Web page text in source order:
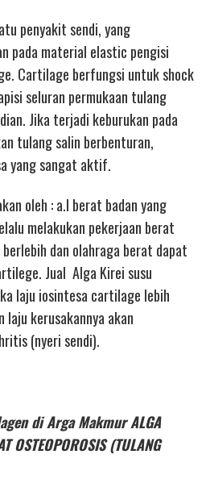
penyakit sendi, yang
pada material elastic pengisi
Cartilage berfungsi untuk shock
seluran permukaan tulang
Jika terjadi keburukan pada
tulang salin berbenturan,
yang sangat aktif.
oleh : a.l berat badan yang
melakukan pekerjaan berat
dan olahraga berat dapat
Jual Alga Kirei susu
laju iosintesa cartilage lebih
laju kerusakannya akan
(nyeri sendi).
di Arga Makmur ALGA
OSTEOPOROSIS (TULANG